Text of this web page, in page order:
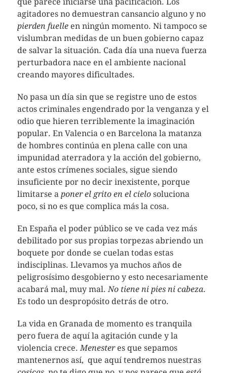
agitadores no demuestran cansancio alguno y no
pierden fuelleen ningún momento. Ni tampoco se
vislumbran medidas de un buen gobierno capaz
de salvar la situación. Cada día una nueva fuerza
perturbadora nace en el ambiente nacional
creando mayores dificultades.
No pasa un día sin que se registre uno de estos
actos criminales engendrado por la venganza y el
odio que hieren terriblemente la imaginación
popular. En Valencia o en Barcelona la matanza
de hombres continúa en plena calle con una
impunidad aterradora y la acción del gobierno,
ante estos crímenes sociales, sigue siendo
insuficiente por no decir inexistente, porque
limitarse a poner el grito en el cielosoluciona
poco, si no es que complica más la cosa.
En España el poder público se ve cada vez más
debilitado por sus propias torpezas abriendo un
boquete por donde se cuelan todas estas
indisciplinas. Llevamos ya muchos años de
peligrosísimo desgobierno y esto necesariamente
acabará mal, muy mal.No tiene ni pies ni cabeza.
Es todo un despropósito detrás de otro.
La vida en Granada de momento es tranquila
pero fuera de aquí la agitación cunde y la
violencia crece.Menesteres que sepamos
mantenernos así, que aquí tendremos nuestras